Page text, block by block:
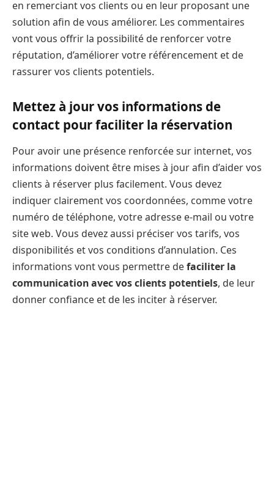
en remerciant vos clients ou en leur proposant une
solution afin de vous améliorer. Les commentaires
vont vous offrir la possibilité de renforcer votre
réputation, d’améliorer votre référencement et de
rassurer vos clients potentiels.
Mettez à jour vos informations de
contact pour faciliter la réservation
Pour avoir une présence renforcée sur internet, vos
informations doivent être mises à jour afin d’aider vos
clients à réserver plus facilement. Vous devez
indiquer clairement vos coordonnées, comme votre
numéro de téléphone, votre adresse e-mail ou votre
site web. Vous devez aussi préciser vos tarifs, vos
disponibilités et vos conditions d’annulation. Ces
informations vont vous permettre defaciliter la
communication avec vos clients potentiels, de leur
donner confiance et de les inciter à réserver.